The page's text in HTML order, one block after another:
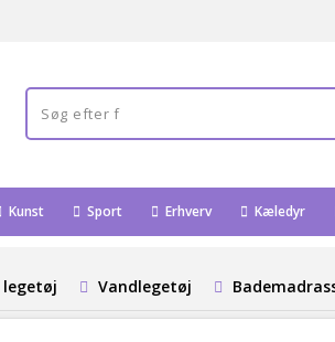
Kunst Sport Erhverv Kæledyr
legetøj Vandlegetøj